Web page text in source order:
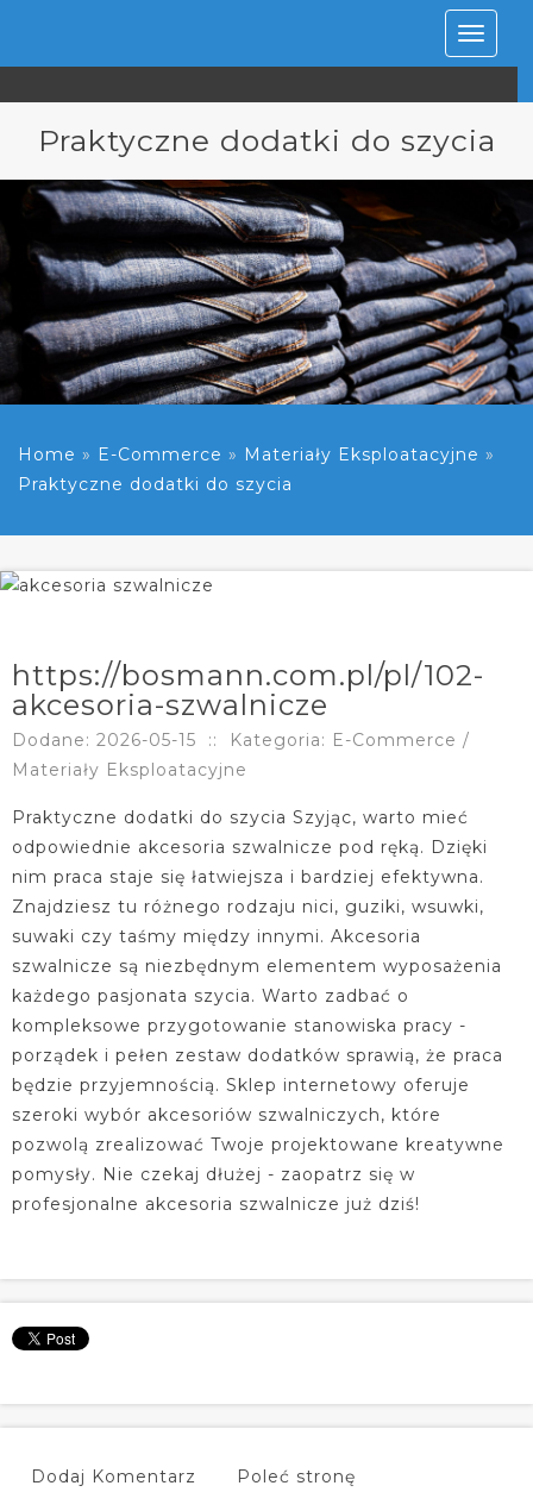
Rozwiń
Praktyczne dodatki do szycia
Home » E-Commerce » Materiały Eksploatacyjne »
Praktyczne dodatki do szycia
https://bosmann.com.pl/pl/102-
akcesoria-szwalnicze
Dodane: 2026-05-15 ::
Kategoria: E-Commerce /
Materiały Eksploatacyjne
Praktyczne dodatki do szycia Szyjąc, warto mieć
odpowiednie akcesoria szwalnicze pod ręką. Dzięki
nim praca staje się łatwiejsza i bardziej efektywna.
Znajdziesz tu różnego rodzaju nici, guziki, wsuwki,
suwaki czy taśmy między innymi. Akcesoria
szwalnicze są niezbędnym elementem wyposażenia
każdego pasjonata szycia. Warto zadbać o
kompleksowe przygotowanie stanowiska pracy -
porządek i pełen zestaw dodatków sprawią, że praca
będzie przyjemnością. Sklep internetowy oferuje
szeroki wybór akcesoriów szwalniczych, które
pozwolą zrealizować Twoje projektowane kreatywne
pomysły. Nie czekaj dłużej - zaopatrz się w
profesjonalne akcesoria szwalnicze już dziś!
Dodaj Komentarz Poleć stronę